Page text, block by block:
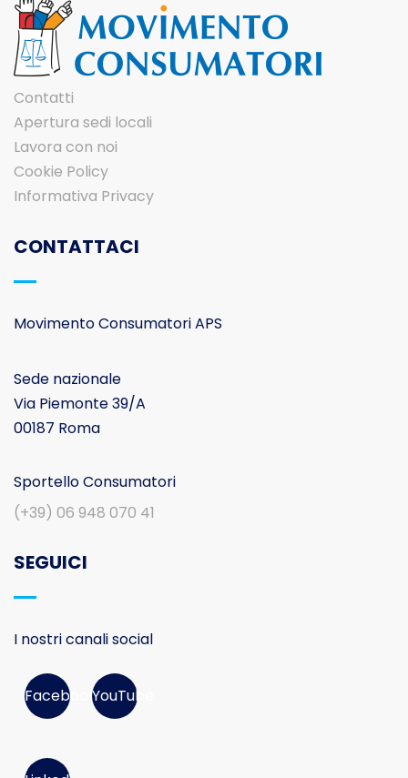
Contatti
Apertura sedi locali
Lavora con noi
Cookie Policy
Informativa Privacy
CONTATTACI
Movimento Consumatori APS
Sede nazionale
Via Piemonte 39/A
00187 Roma
Sportello Consumatori
(+39) 06 948 070 41
SEGUICI
I nostri canali social
FacebookYouTube